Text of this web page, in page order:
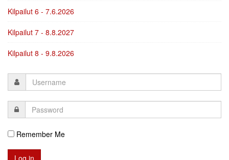
Kilpailut 6 - 7.6.2026
Kilpailut 7 - 8.8.2027
Kilpailut 8 - 9.8.2026
Remember Me